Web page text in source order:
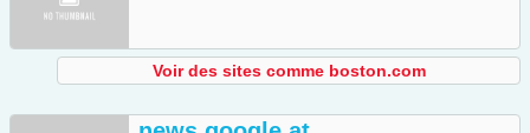
Voir des sites comme boston.com